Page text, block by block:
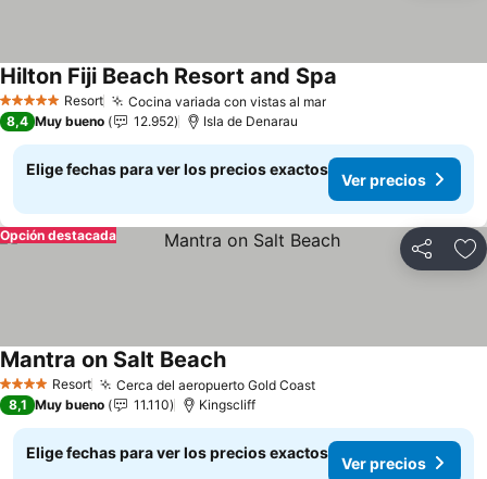
5 Estrellas Resort Cocina variada con vistas al marVer precios
Hilton Fiji Beach Resort and Spa
8,4 Muy bueno 12.952 Isla de Denarau
Elige fechas para ver los precios exactos
Ver precios
Compartir
Opción destacada
4 EstrellasResort Cerca del aeropuerto Gold CoastVer precios
Mantra on Salt BeachVer precios
8,1 Muy bueno 11.110 Kingscliff
Elige fechas para ver los precios exactos
Ver precios